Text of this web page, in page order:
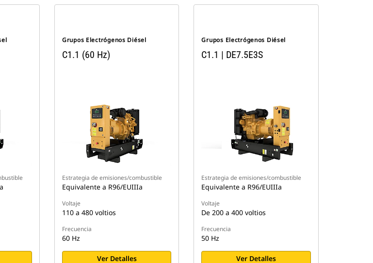
Grupos Electrógenos Diésel
C1.1 (60 Hz)
Estrategia de emisiones/combustible
Equivalente a R96/EUIIIa
Voltaje
110 a 480 voltios
Frecuencia
60 Hz
Ver Detalles
Grupos Electrógenos Diésel
C1.1 | DE7.5E3S
Estrategia de emisiones/combustible
Equivalente a R96/EUIIIa
Voltaje
De 200 a 400 voltios
Frecuencia
50 Hz
Ver Detalles